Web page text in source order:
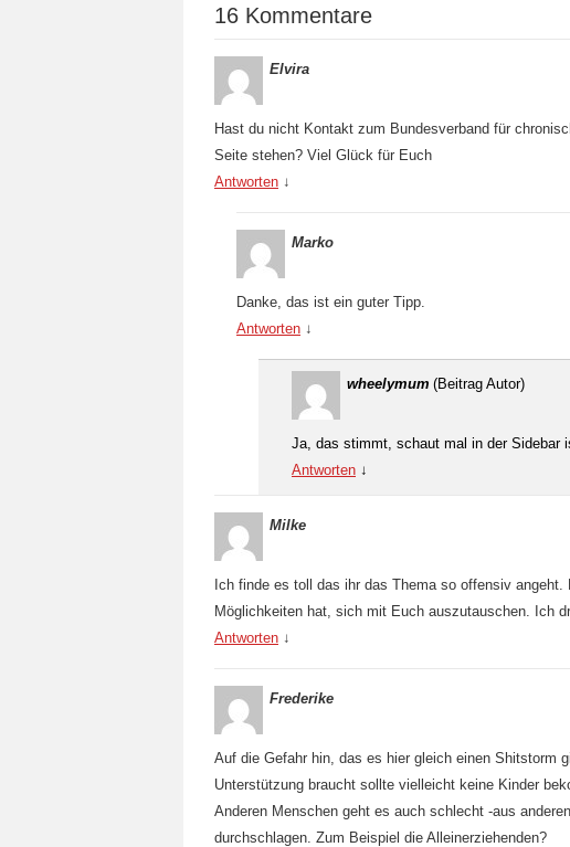
16 Kommentare
Elvira
Hast du nicht Kontakt zum Bundesverband für
Seite stehen? Viel Glück für Euch
Antworten ↓
Marko
Danke, das ist ein guter Tipp.
Antworten ↓
wheelymum (Beitrag Autor)
Ja, das stimmt, schaut mal in der Sidebar
Antworten ↓
Milke
Ich finde es toll das ihr das Thema so offensiv
Möglichkeiten hat, sich mit Euch auszutauschen. Ich
Antworten ↓
Frederike
Auf die Gefahr hin, das es hier gleich einen Shitstorm
Unterstützung braucht sollte vielleicht keine Kinder
Anderen Menschen geht es auch schlecht -aus
durchschlagen. Zum Beispiel die Alleinerziehenden?